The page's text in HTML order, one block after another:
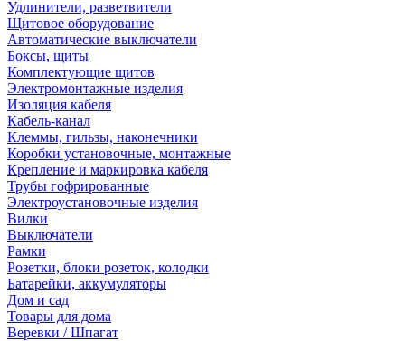
Удлинители, разветвители
Щитовое оборудование
Автоматические выключатели
Боксы, щиты
Комплектующие щитов
Электромонтажные изделия
Изоляция кабеля
Кабель-канал
Клеммы, гильзы, наконечники
Коробки установочные, монтажные
Крепление и маркировка кабеля
Трубы гофрированные
Электроустановочные изделия
Вилки
Выключатели
Рамки
Розетки, блоки розеток, колодки
Батарейки, аккумуляторы
Дом и сад
Товары для дома
Веревки / Шпагат